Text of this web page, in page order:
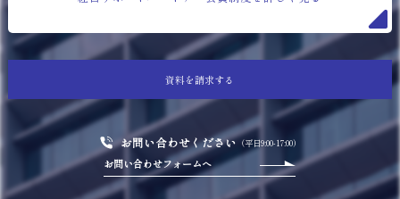
資料を請求する
お問い合わせください （平日9:00-17:00）
お問い合わせフォームへ